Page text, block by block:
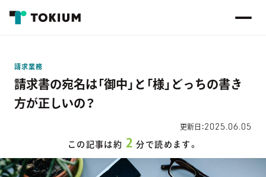
請求業務
請求書の宛名は「御中」と「様」どっちの書き
方が正しいの？
更新日：2025.06.05
この記事は約 2分で読めます。